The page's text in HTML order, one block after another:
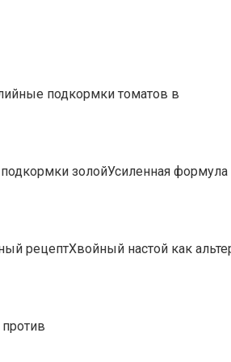
подкормки томатов в
золойУсиленная
рецептХвойный настой как